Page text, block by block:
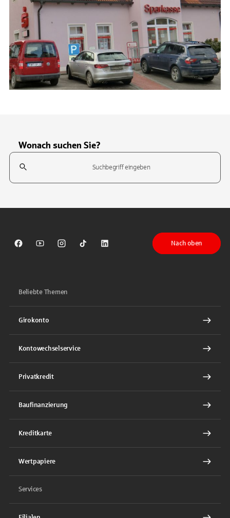
Wonach suchen Sie?
Suchfeld
Sparkasse auf Facebook
Sparkasse auf Youtube
Sparkasse auf Instagram
Sparkasse auf TikTok
Sparkasse auf LinkedIn
Nach oben
Beliebte Themen
Girokonto
Kontowechselservice
Privatkredit
Baufinanzierung
Kreditkarte
Wertpapiere
Services